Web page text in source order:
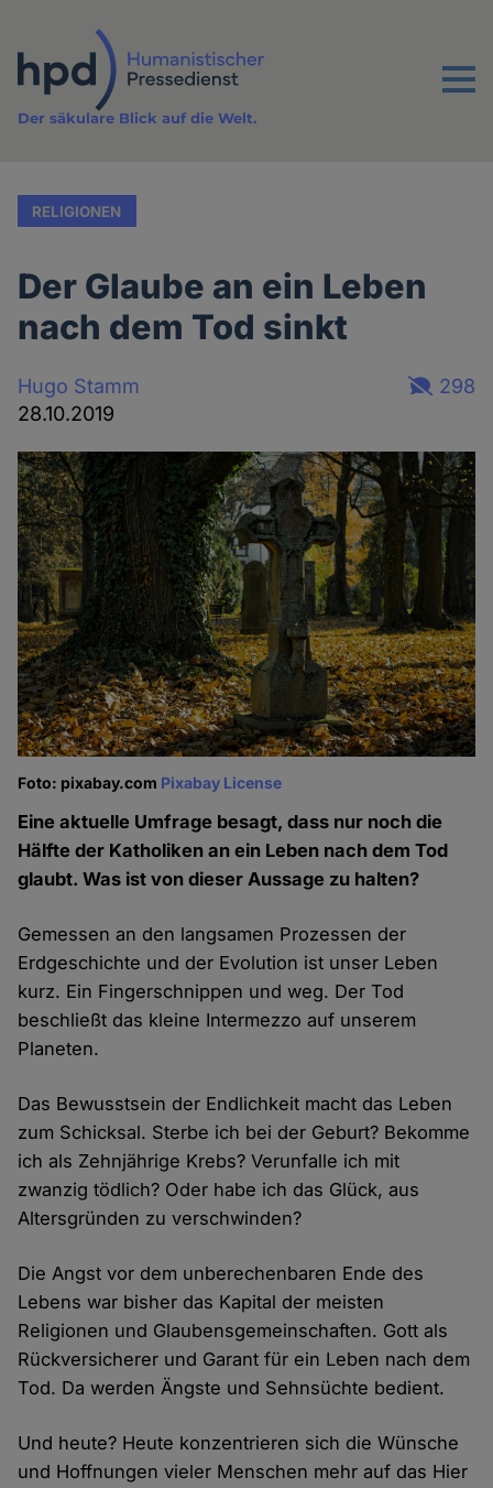
Inhalt
Menu
Der säkulare Blick auf die Welt.
RELIGIONEN
Der Glaube an ein Leben
nach dem Tod sinkt
Hugo Stamm
28.10.2019
298
Foto: pixabay.com Pixabay License
Eine aktuelle Umfrage besagt, dass nur noch die
Hälfte der Katholiken an ein Leben nach dem Tod
glaubt. Was ist von dieser Aussage zu halten?
Gemessen an den langsamen Prozessen der
Erdgeschichte und der Evolution ist unser Leben
kurz. Ein Fingerschnippen und weg. Der Tod
beschließt das kleine Intermezzo auf unserem
Planeten.
Das Bewusstsein der Endlichkeit macht das Leben
zum Schicksal. Sterbe ich bei der Geburt? Bekomme
ich als Zehnjährige Krebs? Verunfalle ich mit
zwanzig tödlich? Oder habe ich das Glück, aus
Altersgründen zu verschwinden?
Die Angst vor dem unberechenbaren Ende des
Lebens war bisher das Kapital der meisten
Religionen und Glaubensgemeinschaften. Gott als
Rückversicherer und Garant für ein Leben nach dem
Tod. Da werden Ängste und Sehnsüchte bedient.
Und heute? Heute konzentrieren sich die Wünsche
und Hoffnungen vieler Menschen mehr auf das Hier